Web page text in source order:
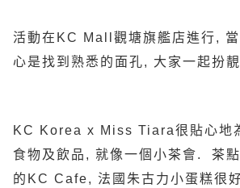
活動在KC Mall觀塘旗艦店進行,
心是找到熟悉的面孔, 大家一起扮
KC Korea x Miss Tiara很貼心地
食物及飲品, 就像一個小茶會. 茶
的KC Cafe, 法國朱古力小蛋糕很